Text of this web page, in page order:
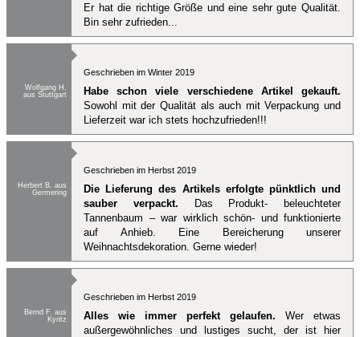
Er hat die richtige Größe und eine sehr gute Qualität.
Bin sehr zufrieden...
Wolfgang H.
aus Stuttgart
Geschrieben im Winter 2019
Habe schon viele verschiedene Artikel gekauft.
Sowohl mit der Qualität als auch mit Verpackung und
Lieferzeit war ich stets hochzufrieden!!!
Herbert B. aus
Germering
Geschrieben im Herbst 2019
Die Lieferung des Artikels erfolgte pünktlich und
sauber verpackt. Das Produkt- beleuchteter
Tannenbaum – war wirklich schön- und funktionierte
auf Anhieb. Eine Bereicherung unserer
Weihnachtsdekoration. Gerne wieder!
Bernd F. aus
Kyritz
Geschrieben im Herbst 2019
Alles wie immer perfekt gelaufen. Wer etwas
außergewöhnliches und lustiges sucht, der ist hier